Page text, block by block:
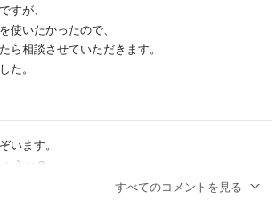
すが、
使いたかったので、
ら相談させていただきます。
た。
います。
うか？
すべてのコメントを見る